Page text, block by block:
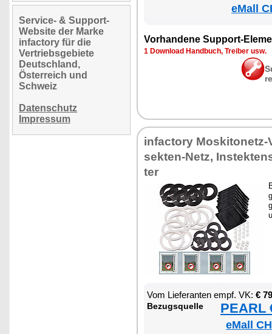
Service- & Support-
Website der Marke
infactory für die
Vertriebsgebiete
Deutschland,
Österreich und
Schweiz
Datenschutz
Impressum
eMall
Vor­han­de­ne Sup­port-
1 Down­load Hand­buch, Trei­ber usw.
in­fac­to­ry
sek­ten-Netz,
ter
Vom Lie­fe­ran­ten empf. VK: €
Be­zugs­quel­le PEARL
eMall